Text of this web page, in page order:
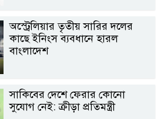
অস্ট্রেলিয়ার তৃতীয় সারির দলের
কাছে ইনিংস ব্যবধানে হারল
বাংলাদেশ
সাকিবের দেশে ফেরার কোনো
সুযোগ নেই: ক্রীড়া প্রতিমন্ত্রী